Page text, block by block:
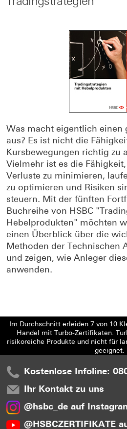
Was macht eigentlich einen
aus? Es ist nicht die
Kursbewegungen richtig zu
Vielmehr ist es die
Verluste zu minimieren,
zu optimieren und Risiken
steuern. Mit der fünften
Buchreihe von HSBC
Hebelprodukten" möchten
einen Überblick über die
Methoden der Technischen
und zeigen, wie Anleger
anwenden.
Im Durchschnitt erleiden 7 von 10
Handel mit Turbo-Zertifikaten.
risikoreiche Produkte und nicht für
geeignet.
Kostenlose Infoline:
Ihr Kontakt zu uns
@hsbc_de auf
@HSBCZERTIFIKATE